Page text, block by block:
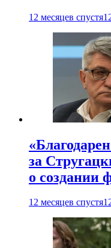
12 месяцев спустя
за
о создании
12 месяцев спустя